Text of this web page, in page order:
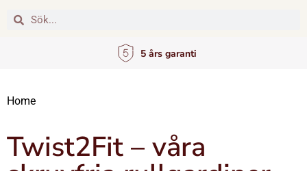
5 års garanti
Home
Twist2Fit – våra